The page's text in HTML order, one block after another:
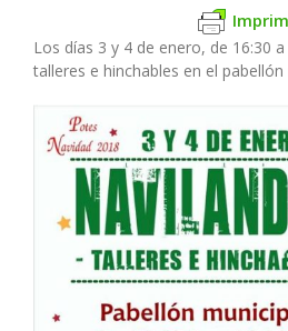
Los días 3 y 4 de enero, de 16:30
talleres e hinchables en el